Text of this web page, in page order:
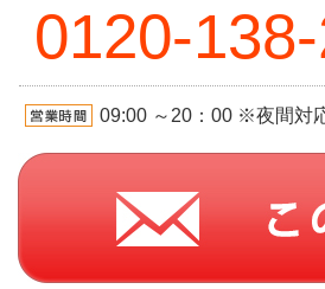
0120-
09:00 ～20：00 ※夜間対